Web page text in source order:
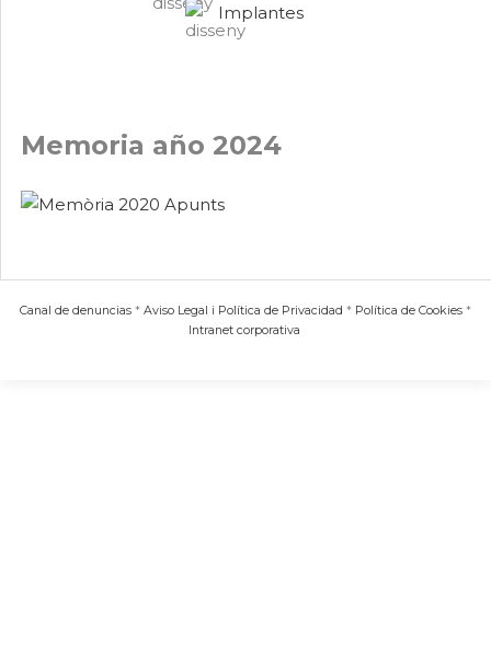
Implantes
Memoria año 2024
Canal de denuncias * Aviso Legal i Política de Privacidad * Política de Cookies *
Intranet corporativa